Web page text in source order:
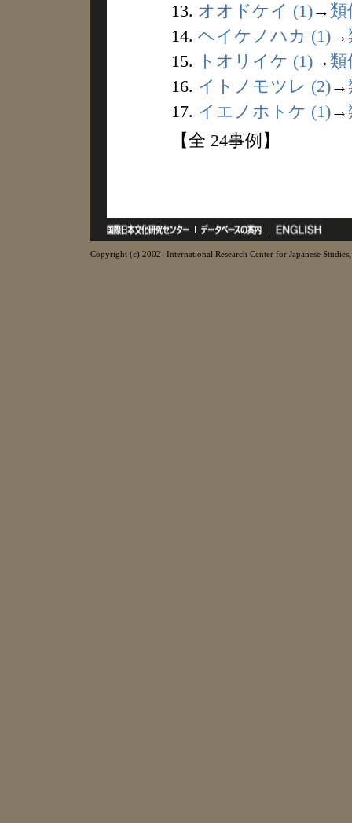
13. オオドケイ (1)→ 類
14. ヘイケノハカ (1)→
15.
トオリイケ (1)→ 類
16. イトノモツレ (2)→
17. イエノホトケ (1)→
【全 24事例】
Copyright (c) 2002- International Research Center for Japanese